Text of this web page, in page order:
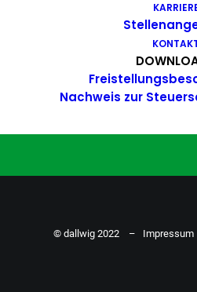
Nachweis zur
ZU DEN
© dallwig 2022 – Impressum